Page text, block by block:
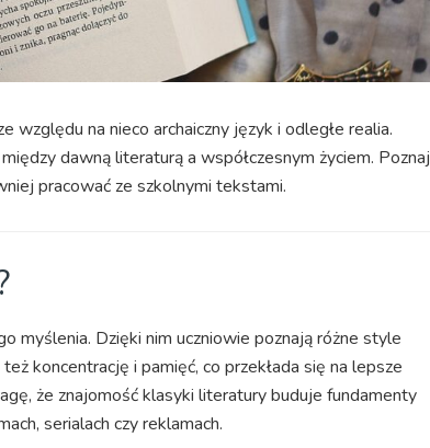
względu na nieco archaiczny język i odległe realia.
dawną literaturą a współczesnym życiem. Poznaj
pracować ze szkolnymi tekstami.
myślenia. Dzięki nim uczniowie poznają różne style
koncentrację i pamięć, co przekłada się na lepsze
że znajomość klasyki literatury buduje fundamenty
serialach czy reklamach.